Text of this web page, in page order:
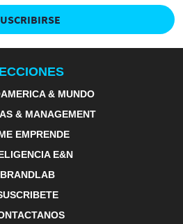
& MUNDO
& MANAGEMENT
EMPRENDE
E&N
BRANDLAB